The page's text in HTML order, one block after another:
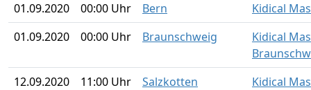
01.09.2020
00:00 Uhr Bern
Kidical
01.09.2020
00:00 Uhr Braunschweig
Kidical
12.09.2020
11:00 Uhr Salzkotten
Kidical